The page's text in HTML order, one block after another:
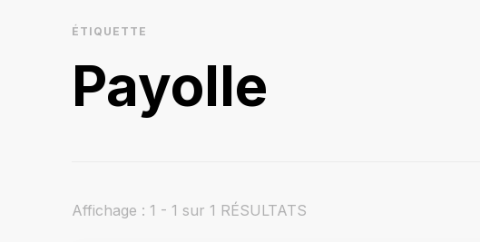
ÉTIQUETTE
Payolle
Affichage : 1 - 1 sur 1 RÉSULTATS